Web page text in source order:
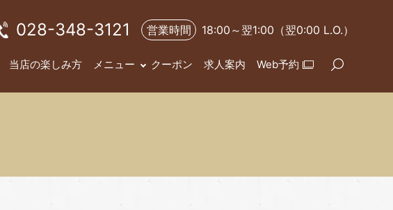
当店の楽しみ方 メニュー クーポン 求人案内 Web予約
028-348-3121 営業時間 18:00～翌1:00（翌0:00 L.O.）